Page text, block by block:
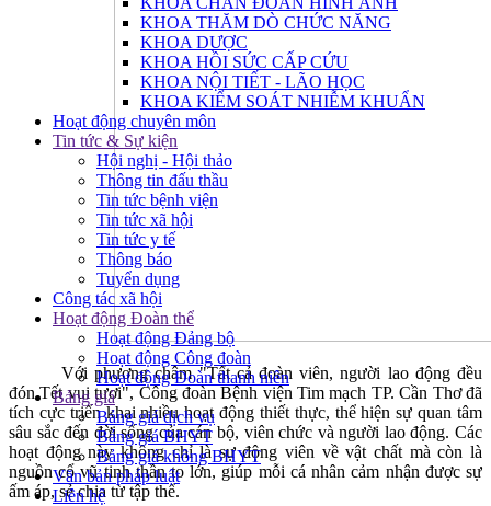
KHOA THĂM DÒ CHỨC NĂNG
KHOA DƯỢC
KHOA HỒI SỨC CẤP CỨU
KHOA NỘI TIẾT - LÃO HỌC
KHOA KIỂM SOÁT NHIỄM KHUẨN
Hoạt động chuyên môn
Tin tức & Sự kiện
Hội nghị - Hội thảo
Thông tin đấu thầu
Tin tức bệnh viện
Tin tức xã hội
Tin tức y tế
Thông báo
Tuyển dụng
Công tác xã hội
Hoạt động Đoàn thể
Hoạt động Đảng bộ
Hoạt động Công đoàn
Hoạt động Đoàn thanh niên
Bảng giá
Bảng giá dịch vụ
Bảng giá BHYT
Bảng giá không BHYT
Văn bản pháp luật
Liên hệ
Với phương châm "Tất cả đoàn viên, người lao động đều
đón Tết vui tươi", Công đoàn Bệnh viện Tim mạch TP. Cần Thơ đã
tích cực triển khai nhiều hoạt động thiết thực, thể hiện sự quan tâm
sâu sắc đến đời sống của cán bộ, viên chức và người lao động. Các
hoạt động này không chỉ là sự động viên về vật chất mà còn là
nguồn cổ vũ tinh thần to lớn, giúp mỗi cá nhân cảm nhận được sự
ấm áp, sẻ chia từ tập thể.